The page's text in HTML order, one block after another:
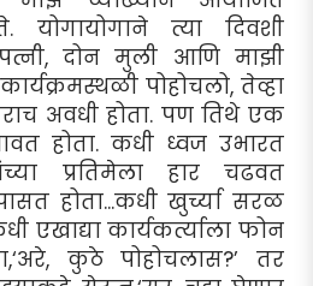
त्या दिवशी
दोन मुली आणि माझी
पोहोचलो, तेव्हा
अवधी होता. पण तिथे एक
होता. कधी ध्वज उभारत
प्रतिमेला हार चढवत
होता...कधी खुर्च्या सरळ
एखाद्या कार्यकर्त्याला फोन
कुठे पोहोचलास?’ तर